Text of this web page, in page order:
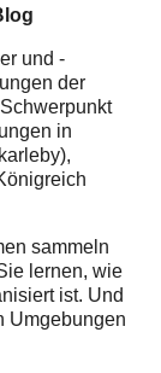
und -
der
in
sammeln
lernen, wie
ist. Und
Umgebungen